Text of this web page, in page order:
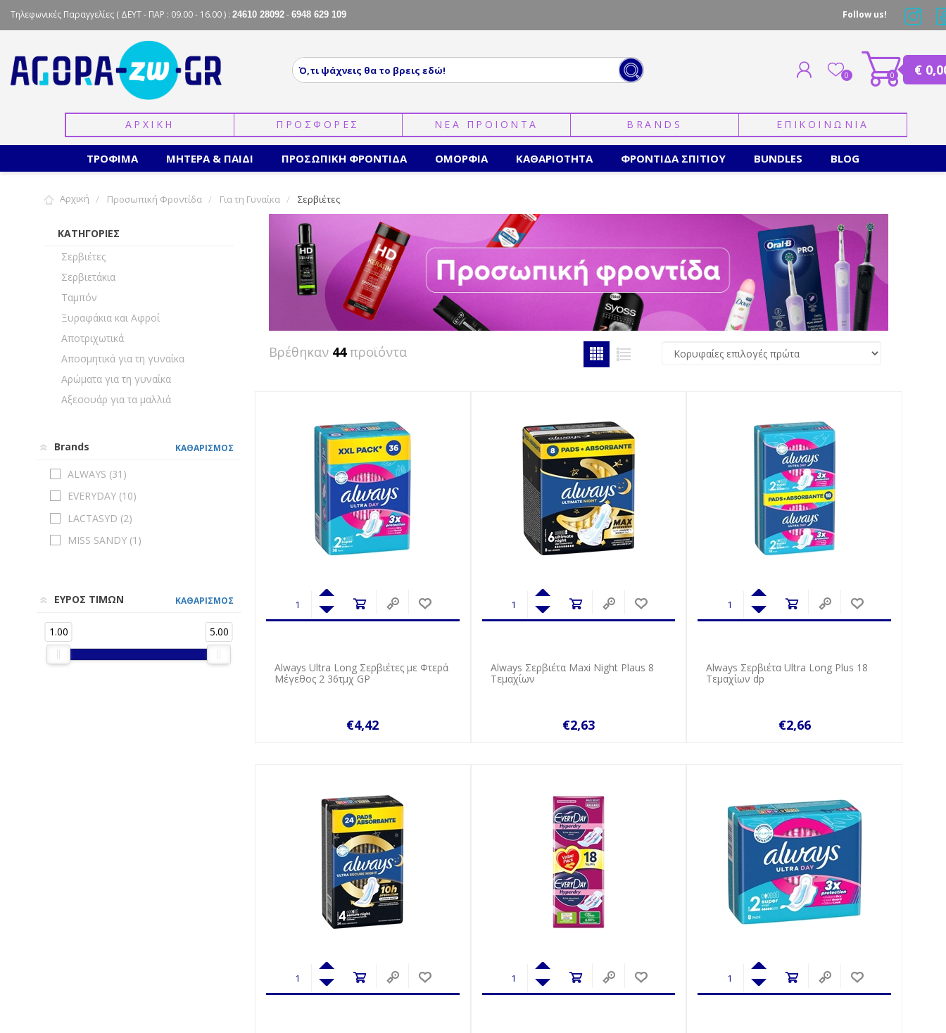
Τηλεφωνικές Παραγγελίες ( ΔΕΥΤ - ΠΑΡ : 09.00 - 16.00 ) : 24610 28092 - 6948 629 109 Follow us!
ΣΥΝΔΕΣΗ
0 €
0
ΑΡΧΙΚΗ ΠΡΟΣΦΟΡΕΣ ΝΕΑ ΠΡΟΙΟΝΤΑ BRANDS ΕΠΙΚΟΙΝΩΝΙΑ
ΤΡΟΦΙΜΑ ΜΗΤΕΡΑ & ΠΑΙΔΙ ΠΡΟΣΩΠΙΚΗ ΦΡΟΝΤΙΔΑ ΟΜΟΡΦΙΑ ΚΑΘΑΡΙΟΤΗΤΑ ΦΡΟΝΤΙΔΑ ΣΠΙΤΙΟΥ BUNDLES BLOG
Αρχική Προσωπική Φροντίδα Για τη Γυναίκα Σερβιέτες
ΚΑΤΗΓΟΡΙΕΣ
Σερβιέτες
Σερβιετάκια
Ταμπόν
Ξυραφάκια και Αφροί
Αποτριχωτικά
Αποσμητικά για τη γυναίκα
Αρώματα για τη γυναίκα
Αξεσουάρ για τα μαλλιά
Brands ΚΑΘΑΡΙΣΜΟΣ
ALWAYS (31 )
EVERYDAY (10)
LACTASYD (2)
MISS SANDY (1 )
ΕΥΡΟΣ ΤΙΜΩΝ ΚΑΘΑΡΙΣΜΟΣ
1.00 5.00
Βρέθηκαν 44προϊόντα
Always Ultra Long Σερβιέτες με Φτερά
Μέγεθος 2 36τμχ GP
€4,42
Always Σερβιέτα Maxi Night Plaus 8
Τεμαχίων
€2,63
Always Σερβιέτα Ultra Long Plus 18
Τεμαχίων dp
€2,66